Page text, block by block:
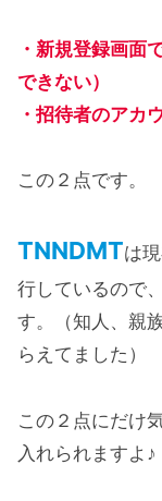
・新規登録画面
できない）
・招待者のアカ
この２点です。
TNNDMTは
行しているので
す。（知人、親
らえてました）
この２点にだけ
入れられますよ♪